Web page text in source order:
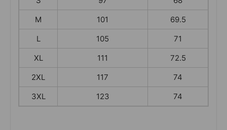
M
101
69.5
L
105
71
XL
111
72.5
2XL
117
74
3XL
123 74